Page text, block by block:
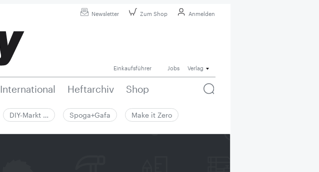
Newsletter Zum Shop Anmelden
Einkaufsführer Jobs Verlag
International Heftarchiv Shop
DIY-Markt … Spoga+Gafa Make it Zero